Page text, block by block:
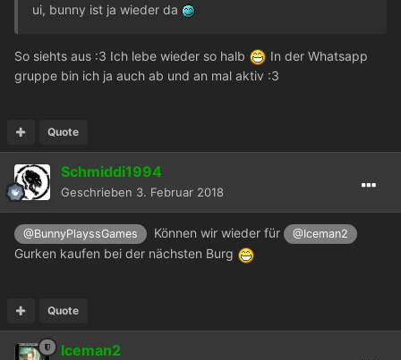
ui, bunny ist ja wieder da
So siehts aus :3 Ich lebe wieder so halb
In der Whatsapp
gruppe bin ich ja auch ab und an mal aktiv :3
Quote
Schmiddi1994
Geschrieben 3. Februar 2018
@BunnyPlayssGames Können wir wieder für @Iceman2
Gurken kaufen bei der nächsten Burg
Quote
Iceman2